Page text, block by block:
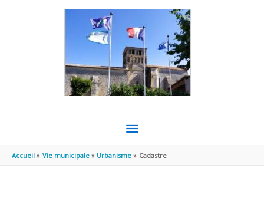
MENU
PRINCIPAL
Accueil Vie municipale Urbanisme Cadastre